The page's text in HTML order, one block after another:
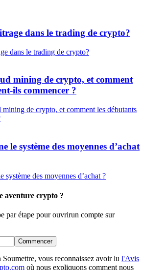
dans le trading de crypto?
mining de crypto, et comment
ils commencer ?
le système des moyennes d’achat
aventure crypto ?
par étape pour ouvrirun compte sur
Commencer
vous reconnaissez avoir lu l'Avis
où nous expliquons comment nous